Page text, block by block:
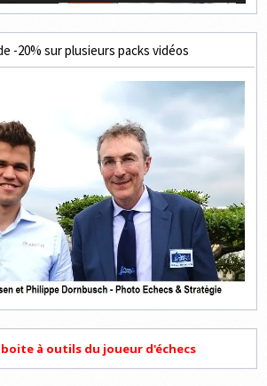
-20% sur plusieurs packs vidéos
à outils du joueur d'échecs